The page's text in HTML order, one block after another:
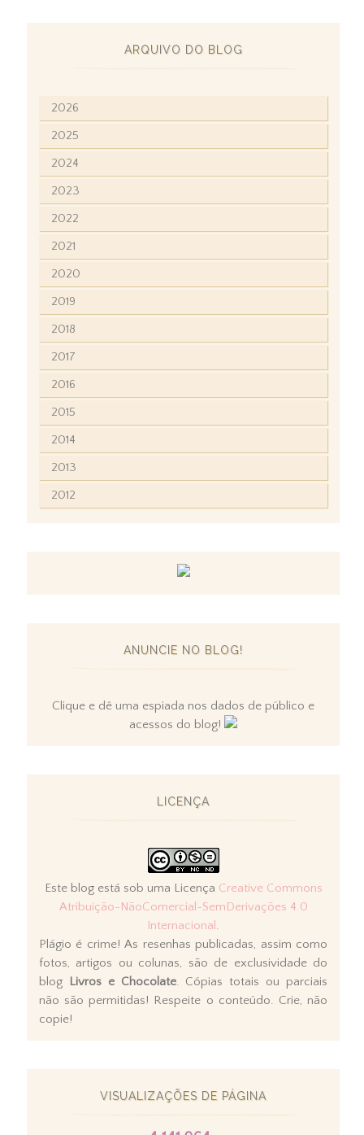
ARQUIVO DO BLOG
2026
2025
2024
2023
2022
2021
2020
2019
2018
2017
2016
2015
2014
2013
2012
ANUNCIE NO BLOG!
Clique e dê uma espiada nos dados de público e
acessos do blog!
LICENÇA
Este blog está sob uma Licença Creative Commons
Atribuição-NãoComercial-SemDerivações 4.0
Internacional .
Plágio é crime! As resenhas publicadas, assim como
fotos, artigos ou colunas, são de exclusividade do
blog Livros e Chocolate. Cópias totais ou parciais
não são permitidas! Respeite o conteúdo. Crie, não
copie!
VISUALIZAÇÕES DE PÁGINA